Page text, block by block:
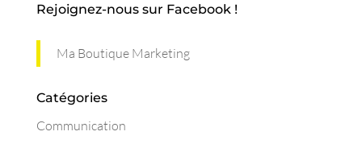
Rejoignez-nous sur Facebook !
Ma Boutique Marketing
Catégories
Communication